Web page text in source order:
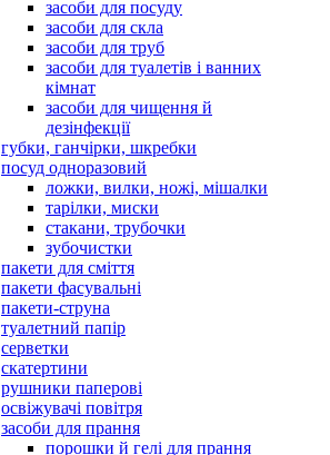
засоби для посуду
засоби для скла
засоби для труб
засоби для туалетів і ванних
кімнат
засоби для чищення й
дезінфекції
губки, ганчірки, шкребки
посуд одноразовий
ложки, вилки, ножі, мішалки
тарілки, миски
стакани, трубочки
зубочистки
пакети для сміття
пакети фасувальні
пакети-струна
туалетний папір
серветки
скатертини
рушники паперові
освіжувачі повітря
засоби для прання
порошки й гелі для прання